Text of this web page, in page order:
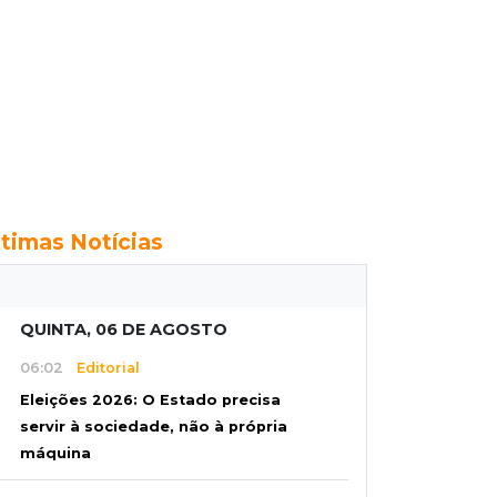
Notícias
QUINTA, 06 DE AGOSTO
06:02 Editorial
Eleições 2026: O Estado precisa
servir à sociedade, não à própria
máquina